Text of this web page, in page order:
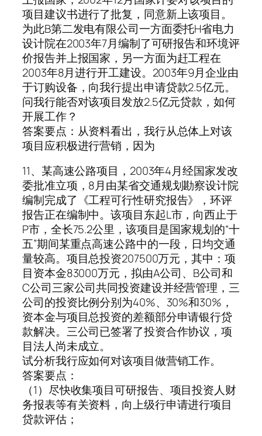
项目建议书进行了批复，同意新上该项目。
为此B第二发电有限公司一方面委托H省电力
设计院在2003年7月编制了可研报告和环境评
价报告并上报国家，另一方面为赶工程在
2003年8月进行开工建设。2003年9月企业由
于订购设备，向我行提出申请贷款2.5亿元。
问我行能否对该项目发放2.5亿元贷款，如何
开展工作？
答案要点：从资料看出，我行从总体上对该
项目应积极进行营销，因为
11、某高速公路项目，2003年4月经国家发改
委批准立项，8月由某省交通规划勘察设计院
编制完成了《工程可行性研究报告》，环评
报告正在编制中。该项目东起L市，向西止于
P市，全长75.2公里，该项目是国家规划的“十
五”期间某重点高速公路中的一段，日均交通
量较高。项目总投资207500万元，其中：项
目资本金83000万元，拟由A公司、B公司和
C公司三家公司共同投资建设并经营管理，三
公司的投资比例分别为40%、30%和30%，
资本金与项目总投资的差额部分申请银行贷
款解决。三公司已签署了投资合作协议，项
目法人尚未成立。
试分析我行应如何对该项目做营销工作。
答案要点：
（1）尽快收集项目可研报告、项目投资人财
务报表等有关资料，向上级行申请进行项目
贷款评估；